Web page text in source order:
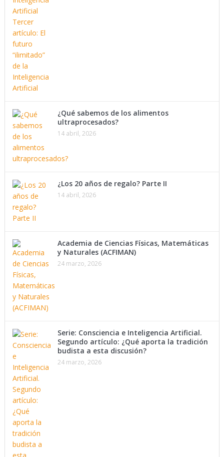
¿Qué sabemos de los alimentos
ultraprocesados?
14 abril, 2026
¿Los 20 años de regalo? Parte II
14 abril, 2026
Academia de Ciencias Físicas, Matemáticas
y Naturales (ACFIMAN)
24 marzo, 2026
Serie: Consciencia e Inteligencia Artificial.
Segundo artículo: ¿Qué aporta la tradición
budista a esta discusión?
24 marzo, 2026